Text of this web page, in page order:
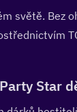
světě. Bez
Star